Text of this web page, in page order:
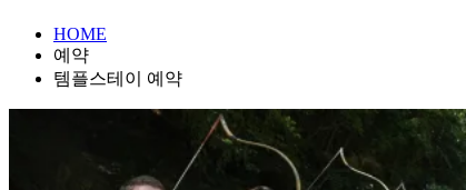
HOME
예약
템플스테이 예약